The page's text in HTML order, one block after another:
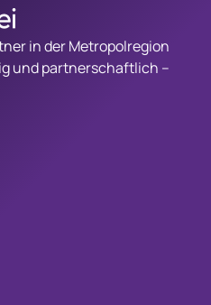
in der Metropolregion
und partnerschaftlich –